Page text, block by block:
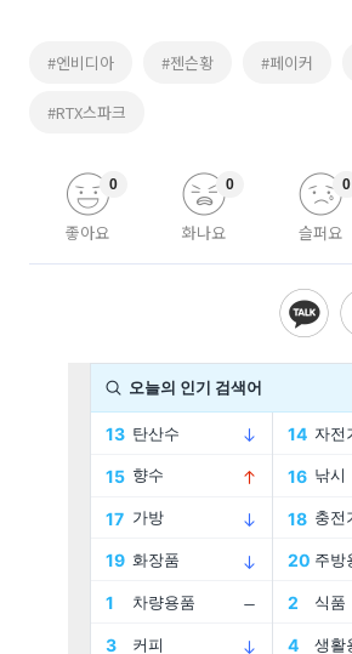
#엔비디아 #젠슨황 #페이커
#RTX스파크
좋아요
0
화나요
0
슬퍼요
0